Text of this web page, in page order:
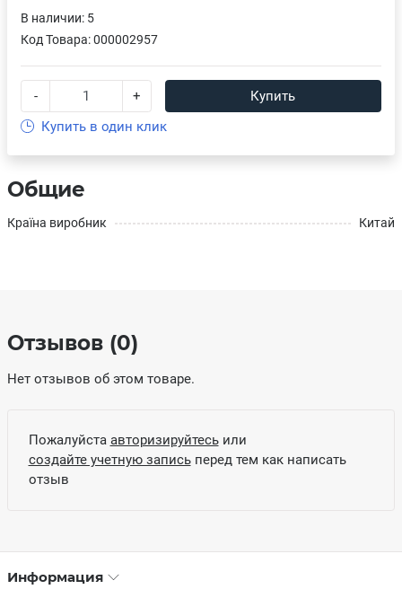
Общие
Країна виробник Китай
В наличии: 5
Код Товара:000002957
- +
Купить
Купить в один клик
Отзывов (0)
Нет отзывов об этом товаре.
Пожалуйста авторизируйтесьили
создайте учетную записьперед тем как написать
отзыв
Информация